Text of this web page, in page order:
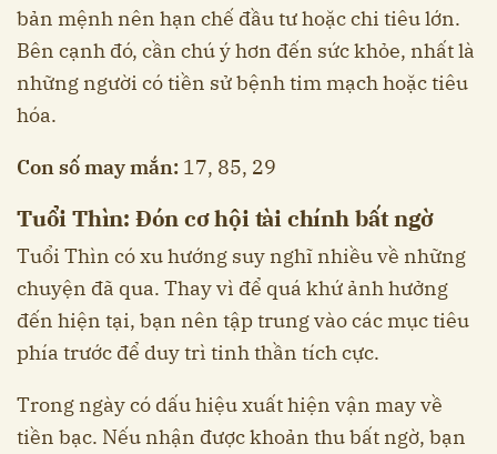
bản mệnh nên hạn chế đầu tư hoặc chi tiêu lớn.
Bên cạnh đó, cần chú ý hơn đến sức khỏe, nhất là
những người có tiền sử bệnh tim mạch hoặc tiêu
hóa.
Con số may mắn: 17, 85, 29
Tuổi Thìn: Đón cơ hội tài chính bất ngờ
Tuổi Thìn có xu hướng suy nghĩ nhiều về những
chuyện đã qua. Thay vì để quá khứ ảnh hưởng
đến hiện tại, bạn nên tập trung vào các mục tiêu
phía trước để duy trì tinh thần tích cực.
Trong ngày có dấu hiệu xuất hiện vận may về
tiền bạc. Nếu nhận được khoản thu bất ngờ, bạn